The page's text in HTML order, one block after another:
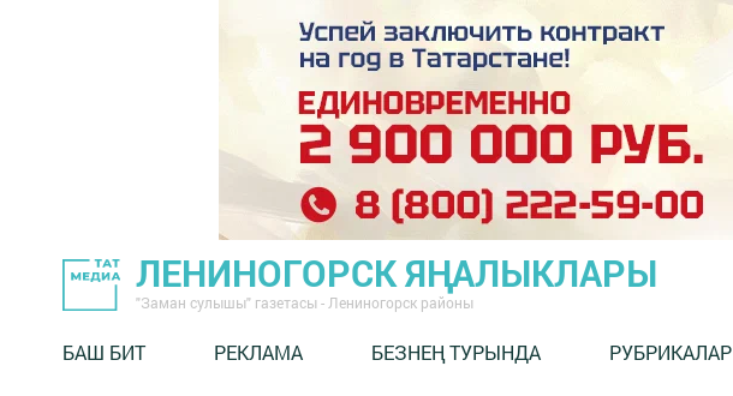
ЛЕНИНОГОРСК ЯҢАЛЫКЛАРЫ
"Заман сулышы" газетасы - Лениногорск районы
БАШ БИТ РЕКЛАМА БЕЗНЕҢ ТУРЫНДА РУБРИКАЛАР